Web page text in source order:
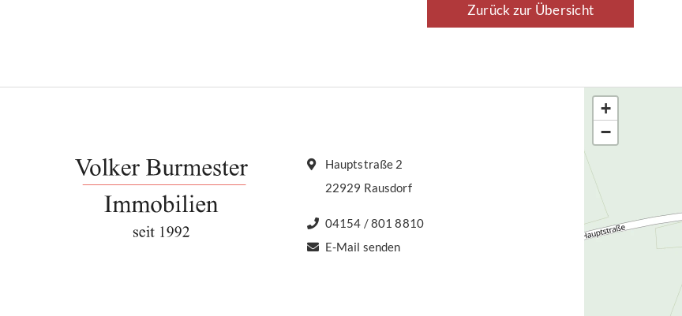
Zurück zur Übersicht
+
−
Hauptstraße 2
22929 Rausdorf
04154 / 801 8810
E-Mail senden